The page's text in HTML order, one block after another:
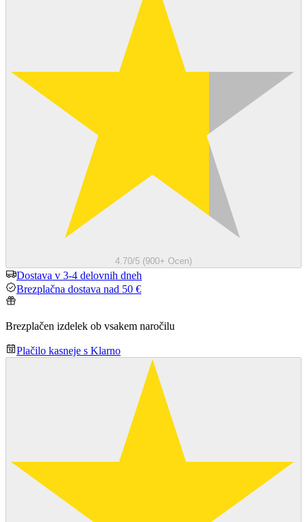
4.70/5 (900+ Ocen)
Dostava v 3-4 delovnih dneh
Brezplačna dostava nad 50 €
Brezplačen izdelek ob vsakem naročilu
Plačilo kasneje s Klarno